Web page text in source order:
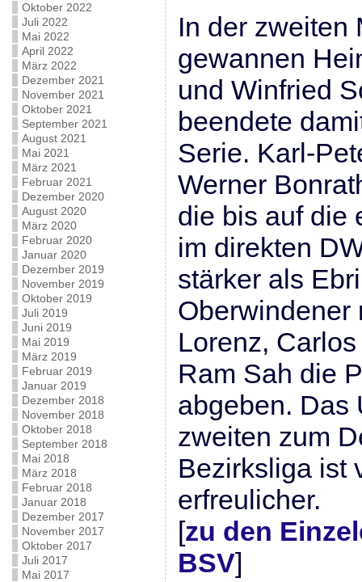
Oktober 2022
Juli 2022
Mai 2022
April 2022
März 2022
Dezember 2021
November 2021
Oktober 2021
September 2021
August 2021
Mai 2021
März 2021
Februar 2021
Dezember 2020
August 2020
März 2020
Februar 2020
Januar 2020
Dezember 2019
November 2019
Oktober 2019
Juli 2019
Juni 2019
Mai 2019
März 2019
Februar 2019
Januar 2019
Dezember 2018
November 2018
Oktober 2018
September 2018
Mai 2018
März 2018
Februar 2018
Januar 2018
Dezember 2017
November 2017
Oktober 2017
Juli 2017
Mai 2017
In der zweiten
gewannen
und Winfried
beendete
Serie. Karl-
Werner
die bis auf die
im direkten
stärker als
Oberwindener
Lorenz,
Ram Sah die
abgeben. Das
zweiten zum
Bezirksliga ist
erfreulicher.
[zu den
BSV]